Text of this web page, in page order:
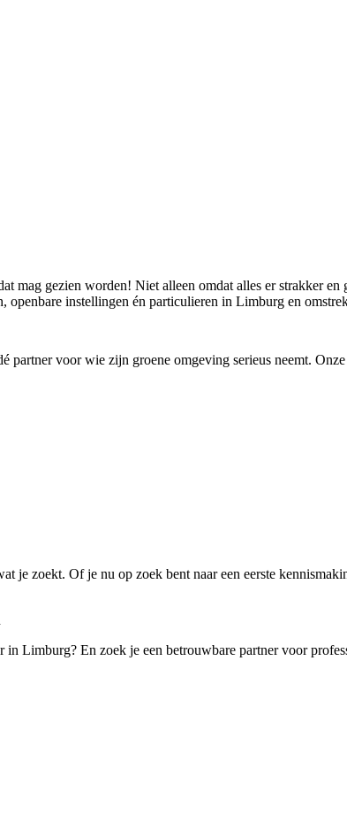
mag gezien worden! Niet alleen omdat alles er strakker
instellingen én particulieren in Limburg en
partner voor wie zijn groene omgeving serieus neemt.
je zoekt. Of je nu op zoek bent naar een eerste
Limburg? En zoek je een betrouwbare partner voor